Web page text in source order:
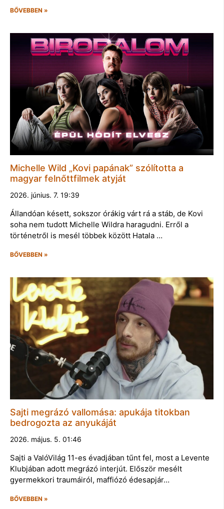
BŐVEBBEN »
Michelle Wild „Kovi papának” szólította a
magyar felnőttfilmek atyját
2026. június. 7. 19:39
Állandóan késett, sokszor órákig várt rá a stáb, de Kovi
soha nem tudott Michelle Wildra haragudni. Erről a
történetről is mesél többek között Hatala …
BŐVEBBEN »
Sajti megrázó vallomása: apukája titokban
bedrogozta az anyukáját
2026. május. 5. 01:46
Sajti a ValóVilág 11-es évadjában tűnt fel, most a Levente
Klubjában adott megrázó interjút. Először mesélt
gyermekkori traumáiról, maffiózó édesapjár…
BŐVEBBEN »